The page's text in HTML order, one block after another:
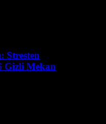
Stresten
Gizli Mekan